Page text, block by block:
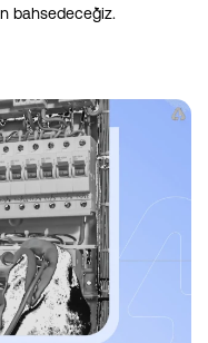
bahsedeceğiz.